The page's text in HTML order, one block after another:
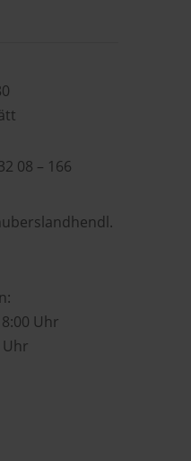
08 – 166
Uhr
Uhr